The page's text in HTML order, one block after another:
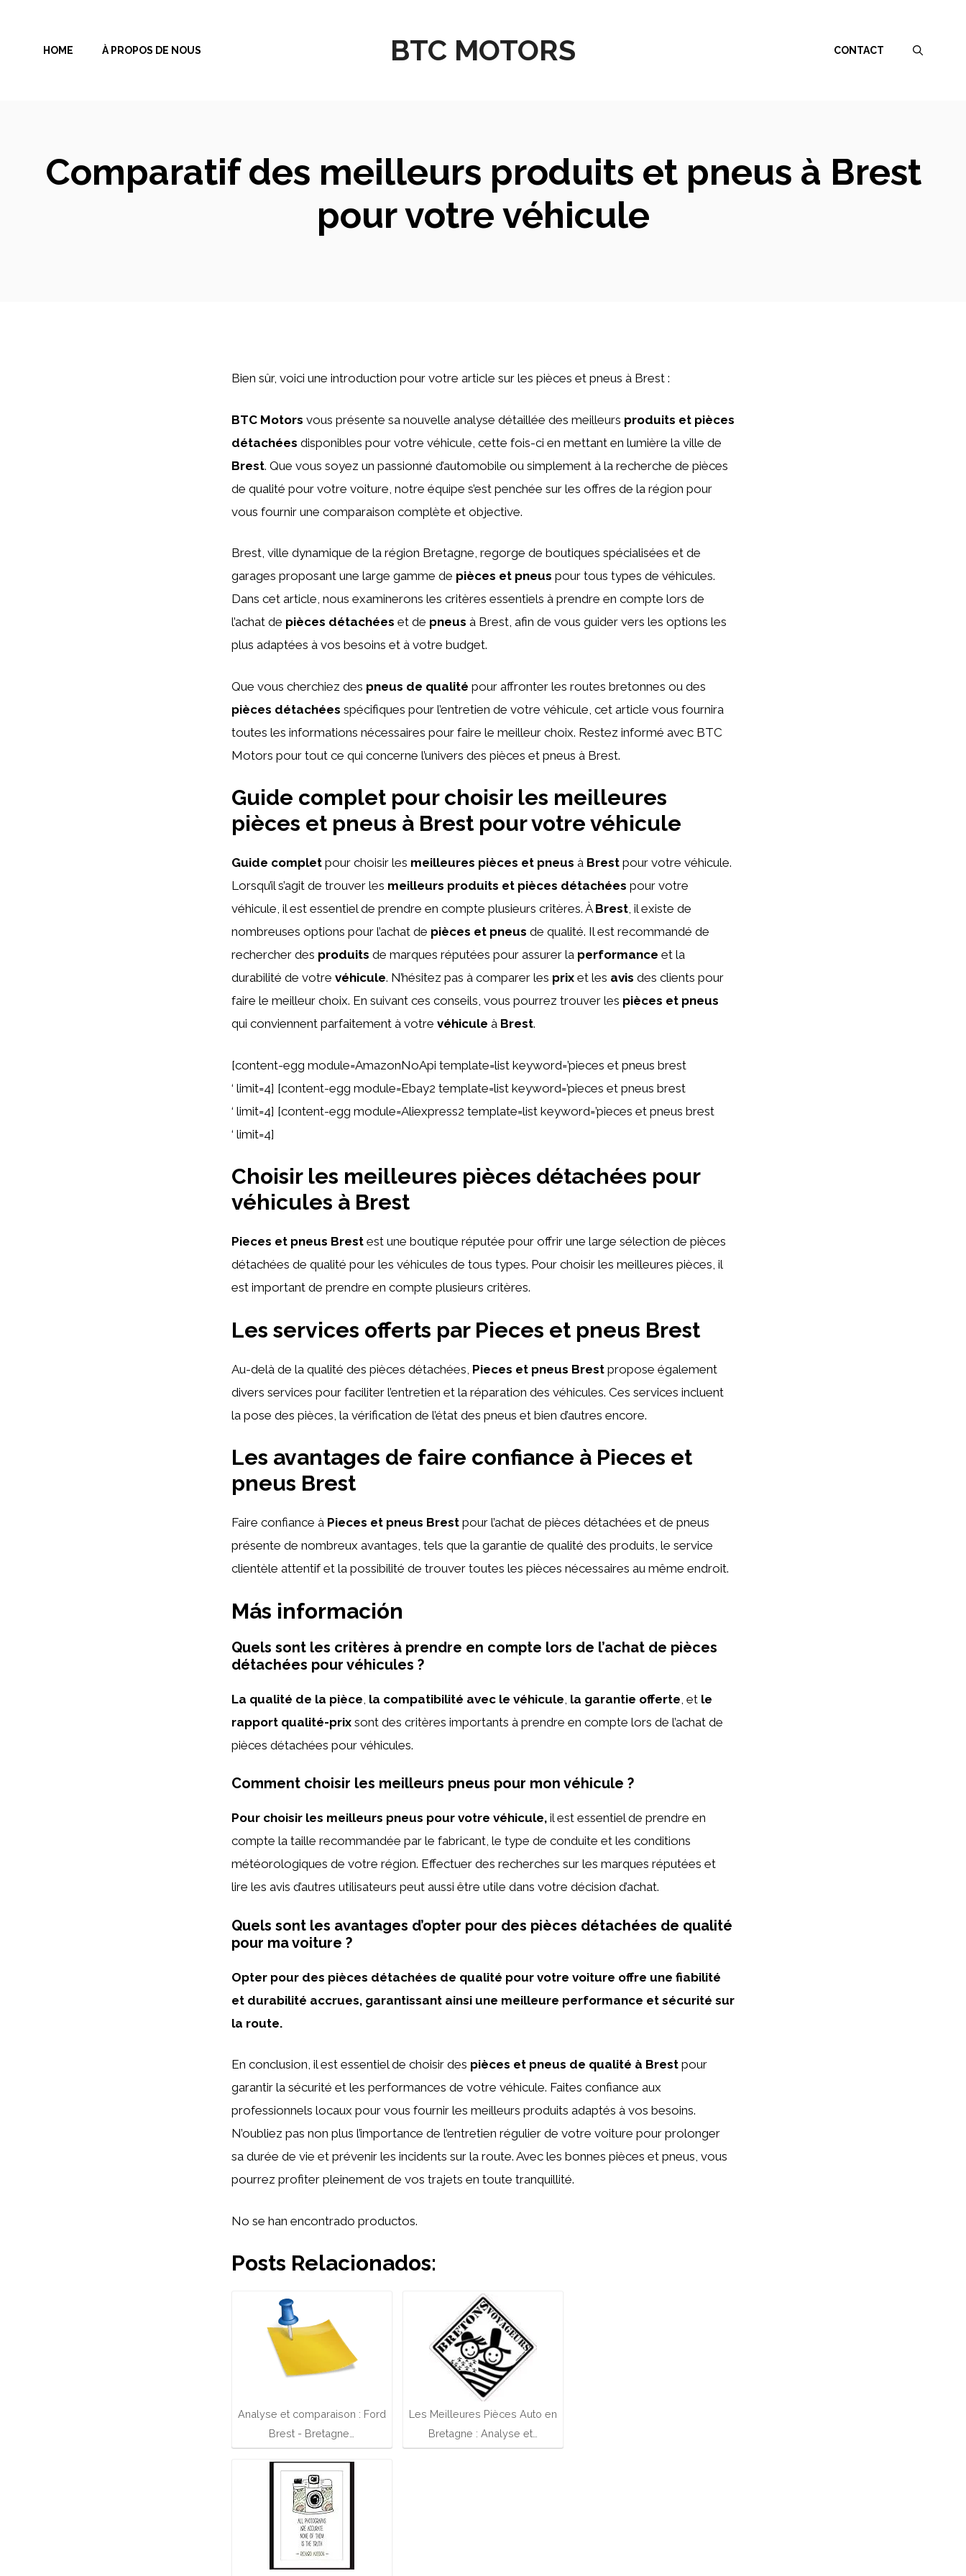
contenu
BTC MOTORS
HOME À PROPOS DE NOUS CONTACT
Comparatif des meilleurs produits et pneus à Brest
pour votre véhicule
Bien sûr, voici une introduction pour votre article sur les pièces et pneus à Brest :
BTC Motors vous présente sa nouvelle analyse détaillée des meilleurs produits et pièces
détachées disponibles pour votre véhicule, cette fois-ci en mettant en lumière la ville de
Brest. Que vous soyez un passionné d’automobile ou simplement à la recherche de pièces
de qualité pour votre voiture, notre équipe s’est penchée sur les offres de la région pour
vous fournir une comparaison complète et objective.
Brest, ville dynamique de la région Bretagne, regorge de boutiques spécialisées et de
garages proposant une large gamme de pièces et pneus pour tous types de véhicules.
Dans cet article, nous examinerons les critères essentiels à prendre en compte lors de
l’achat de pièces détachées et de pneus à Brest, afin de vous guider vers les options les
plus adaptées à vos besoins et à votre budget.
Que vous cherchiez des pneus de qualité pour affronter les routes bretonnes ou des
pièces détachées spécifiques pour l’entretien de votre véhicule, cet article vous fournira
toutes les informations nécessaires pour faire le meilleur choix. Restez informé avec BTC
Motors pour tout ce qui concerne l’univers des pièces et pneus à Brest.
Guide complet pour choisir les meilleures
pièces et pneus à Brest pour votre véhicule
Guide complet pour choisir les meilleures pièces et pneus à Brest pour votre véhicule.
Lorsqu’il s’agit de trouver les meilleurs produits et pièces détachées pour votre
véhicule, il est essentiel de prendre en compte plusieurs critères. À Brest, il existe de
nombreuses options pour l’achat de pièces et pneus de qualité. Il est recommandé de
rechercher des produits de marques réputées pour assurer la performance et la
durabilité de votre véhicule. N’hésitez pas à comparer les prix et les avis des clients pour
faire le meilleur choix. En suivant ces conseils, vous pourrez trouver les pièces et pneus
qui conviennent parfaitement à votre véhicule à Brest.
[content-egg module=AmazonNoApi template=list keyword=’pieces et pneus brest
‘ limit=4] [content-egg module=Ebay2 template=list keyword=’pieces et pneus brest
‘ limit=4] [content-egg module=Aliexpress2 template=list keyword=’pieces et pneus brest
‘ limit=4]
Choisir les meilleures pièces détachées pour
véhicules à Brest
Pieces et pneus Brest est une boutique réputée pour offrir une large sélection de pièces
détachées de qualité pour les véhicules de tous types. Pour choisir les meilleures pièces, il
est important de prendre en compte plusieurs critères.
Les services offerts par Pieces et pneus Brest
Au-delà de la qualité des pièces détachées, Pieces et pneus Brest propose également
divers services pour faciliter l’entretien et la réparation des véhicules. Ces services incluent
la pose des pièces, la vérification de l’état des pneus et bien d’autres encore.
Les avantages de faire confiance à Pieces et
pneus Brest
Faire confiance à Pieces et pneus Brest pour l’achat de pièces détachées et de pneus
présente de nombreux avantages, tels que la garantie de qualité des produits, le service
clientèle attentif et la possibilité de trouver toutes les pièces nécessaires au même endroit.
Más información
Quels sont les critères à prendre en compte lors de l’achat de pièces
détachées pour véhicules ?
La qualité de la pièce la compatibilité avec le véhicule la garantie offerte , et le
rapport qualité-prix sont des critères importants à prendre en compte lors de l’achat de
pièces détachées pour véhicules.
Comment choisir les meilleurs pneus pour mon véhicule ?
Pour choisir les meilleurs pneus pour votre véhicule, il est essentiel de prendre en
compte la taille recommandée par le fabricant, le type de conduite et les conditions
météorologiques de votre région. Effectuer des recherches sur les marques réputées et
lire les avis d’autres utilisateurs peut aussi être utile dans votre décision d’achat.
Quels sont les avantages d’opter pour des pièces détachées de qualité
pour ma voiture ?
Opter pour des pièces détachées de qualité pour votre voiture offre une fiabilité
et durabilité accrues, garantissant ainsi une meilleure performance et sécurité sur
la route.
En conclusion, il est essentiel de choisir des pièces et pneus de qualité à Brest pour
garantir la sécurité et les performances de votre véhicule. Faites confiance aux
professionnels locaux pour vous fournir les meilleurs produits adaptés à vos besoins.
N’oubliez pas non plus l’importance de l’entretien régulier de votre voiture pour prolonger
sa durée de vie et prévenir les incidents sur la route. Avec les bonnes pièces et pneus, vous
pourrez profiter pleinement de vos trajets en toute tranquillité.
No se han encontrado productos.
Posts Relacionados:
Analyse et comparaison : Ford
Brest - Bretagne…
Les Meilleures Pièces Auto en
Bretagne : Analyse et…